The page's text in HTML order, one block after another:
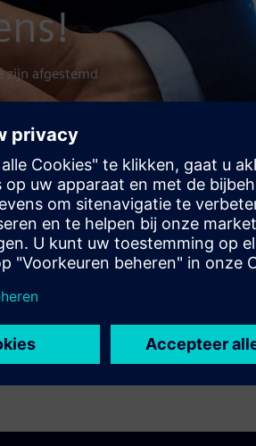
zijn afgestemd